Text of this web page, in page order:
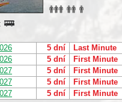
5 dní Last Minute
5 dní First Minute
5 dní First Minute
5 dní First Minute
5 dní First Minute